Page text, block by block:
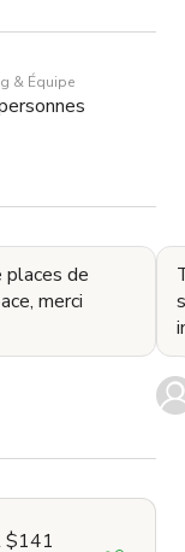
& Équipe
places de
merci
$141